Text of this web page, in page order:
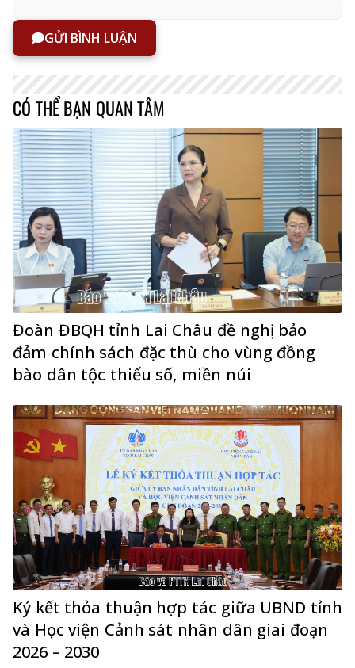
GỬI BÌNH LUẬN
CÓ THỂ BẠN QUAN TÂM
Đoàn ĐBQH tỉnh Lai Châu đề nghị bảo
đảm chính sách đặc thù cho vùng đồng
bào dân tộc thiểu số, miền núi
Ký kết thỏa thuận hợp tác giữa UBND tỉnh
và Học viện Cảnh sát nhân dân giai đoạn
2026 – 2030